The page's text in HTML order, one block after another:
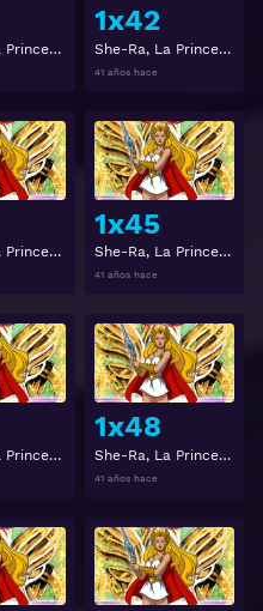
She-Ra, La Princesa del Poder Temporada 1 Capitulo 41
1x42
She-Ra, La Princesa del Poder Temporada 1 Capitulo 42
41 años hace
She-Ra, La Princesa del Poder Temporada 1 Capitulo 44
Ver
1x45
She-Ra, La Princesa del Poder Temporada 1 Capitulo 45
41 años hace
She-Ra, La Princesa del Poder Temporada 1 Capitulo 47
Ver
1x48
She-Ra, La Princesa del Poder Temporada 1 Capitulo 48
41 años hace
Ver